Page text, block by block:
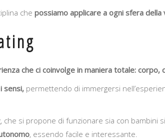
che possiamo applicare a ogni sfera della
che ci coinvolge in maniera totale:
sensi, permettendo di immergersi
che si propone di funzionare sia con bambini
, essendo facile e interessante.